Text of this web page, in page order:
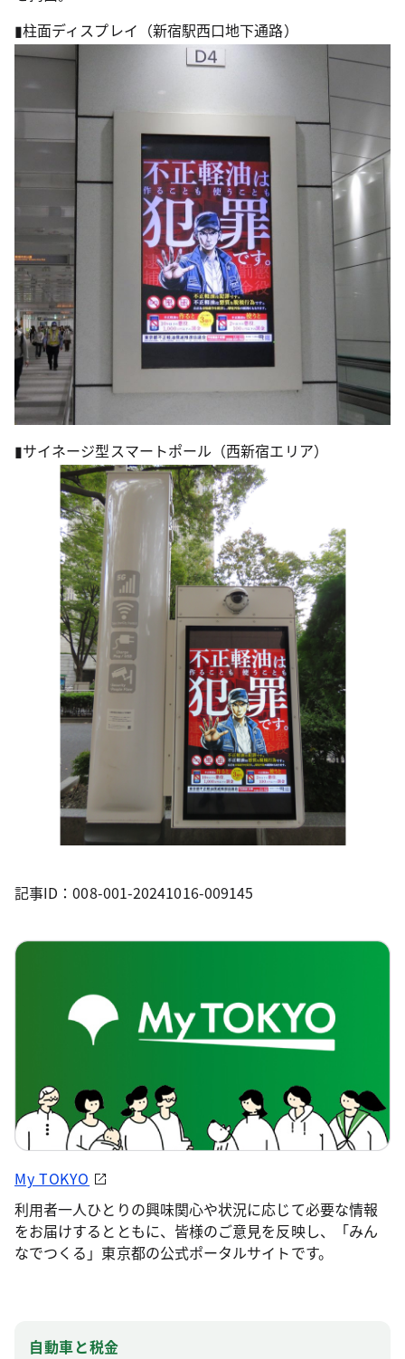
▮柱面ディスプレイ（新宿駅西口地下通路）
▮サイネージ型スマートポール（西新宿エリア）
記事ID：008-001-20241016-009145
My TOKYO
利用者一人ひとりの興味関心や状況に応じて必要な情報
をお届けするとともに、皆様のご意見を反映し、「みん
なでつくる」東京都の公式ポータルサイトです。
自動車と税金